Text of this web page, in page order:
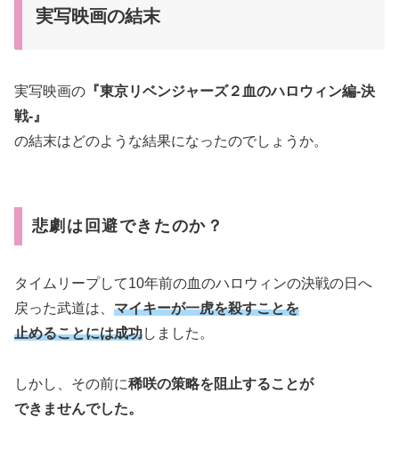
実写映画の結末
実写映画の 『東京リベンジャーズ２血のハロウィン編-決
戦-』
の結末はどのような結果になったのでしょうか。
悲劇は回避できたのか？
タイムリープして10年前の血のハロウィンの決戦の日へ
戻った武道は、 マイキーが一虎を殺すことを
止めることには成功しました。
しかし、その前に稀咲の策略を阻止することが
できませんでした。